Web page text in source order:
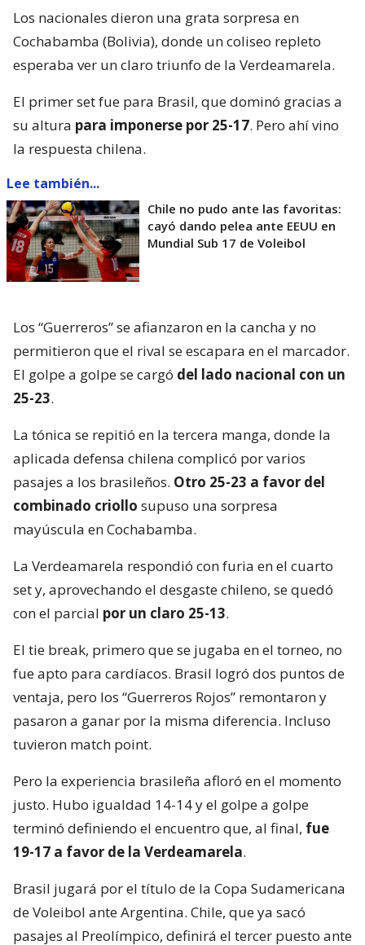
Los nacionales dieron una grata sorpresa en
Cochabamba (Bolivia), donde un coliseo repleto
esperaba ver un claro triunfo de la Verdeamarela.
El primer set fue para Brasil, que dominó gracias a
su altura para imponerse por 25-17. Pero ahí vino
la respuesta chilena.
Lee también...
Chile no pudo ante las favoritas:
cayó dando pelea ante EEUU en
Mundial Sub 17 de Voleibol
Los “Guerreros” se afianzaron en la cancha y no
permitieron que el rival se escapara en el marcador.
El golpe a golpe se cargó del lado nacional con un
25-23.
La tónica se repitió en la tercera manga, donde la
aplicada defensa chilena complicó por varios
pasajes a los brasileños. Otro 25-23 a favor del
combinado criollo supuso una sorpresa
mayúscula en Cochabamba.
La Verdeamarela respondió con furia en el cuarto
set y, aprovechando el desgaste chileno, se quedó
con el parcial por un claro 25-13.
El tie break, primero que se jugaba en el torneo, no
fue apto para cardíacos. Brasil logró dos puntos de
ventaja, pero los “Guerreros Rojos” remontaron y
pasaron a ganar por la misma diferencia. Incluso
tuvieron match point.
Pero la experiencia brasileña afloró en el momento
justo. Hubo igualdad 14-14 y el golpe a golpe
terminó definiendo el encuentro que, al final, fue
19-17 a favor de la Verdeamarela.
Brasil jugará por el título de la Copa Sudamericana
de Voleibol ante Argentina. Chile, que ya sacó
pasajes al Preolímpico, definirá el tercer puesto ante